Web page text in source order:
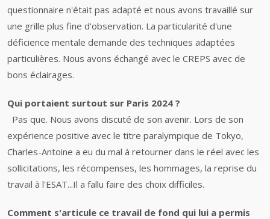
questionnaire n'était pas adapté et nous avons travaillé sur
une grille plus fine d'observation. La particularité d'une
déficience mentale demande des techniques adaptées
particulières. Nous avons échangé avec le CREPS avec de
bons éclairages.
Qui portaient surtout sur Paris 2024 ?
Pas que. Nous avons discuté de son avenir. Lors de son
expérience positive avec le titre paralympique de Tokyo,
Charles-Antoine a eu du mal à retourner dans le réel avec les
sollicitations, les récompenses, les hommages, la reprise du
travail à l'ESAT...Il a fallu faire des choix difficiles.
Comment s'articule ce travail de fond qui lui a permis